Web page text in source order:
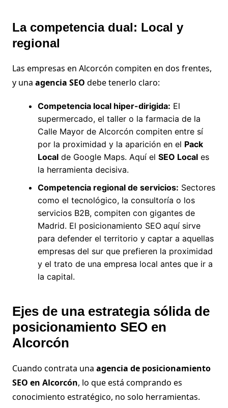
La competencia dual: Local y
regional
Las empresas en Alcorcón compiten en dos frentes,
y una agencia SEO debe tenerlo claro:
Competencia local hiper-dirigida: El
supermercado, el taller o la farmacia de la
Calle Mayor de Alcorcón compiten entre sí
por la proximidad y la aparición en el Pack
Localde Google Maps. Aquí el SEO Locales
la herramienta decisiva.
Competencia regional de servicios: Sectores
como el tecnológico, la consultoría o los
servicios B2B, compiten con gigantes de
Madrid. El posicionamiento SEO aquí sirve
para defender el territorio y captar a aquellas
empresas del sur que prefieren la proximidad
y el trato de una empresa local antes que ir a
la capital.
Ejes de una estrategia sólida de
posicionamiento SEO en
Alcorcón
Cuando contrata una agencia de posicionamiento
SEO en Alcorcón, lo que está comprando es
conocimiento estratégico, no solo herramientas.